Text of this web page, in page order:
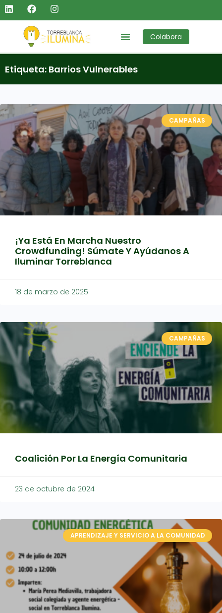
Colabora
Etiqueta: Barrios Vulnerables
CAMPAÑAS
¡Ya Está En Marcha Nuestro
Crowdfunding! Súmate Y Ayúdanos A
Iluminar Torreblanca
18 de marzo de 2025
CAMPAÑAS
Coalición Por La Energía Comunitaria
23 de octubre de 2024
APRENDIZAJE Y SERVICIO A LA COMUNIDAD